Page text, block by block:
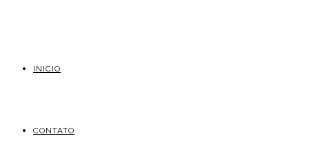
INICIO
CONTATO